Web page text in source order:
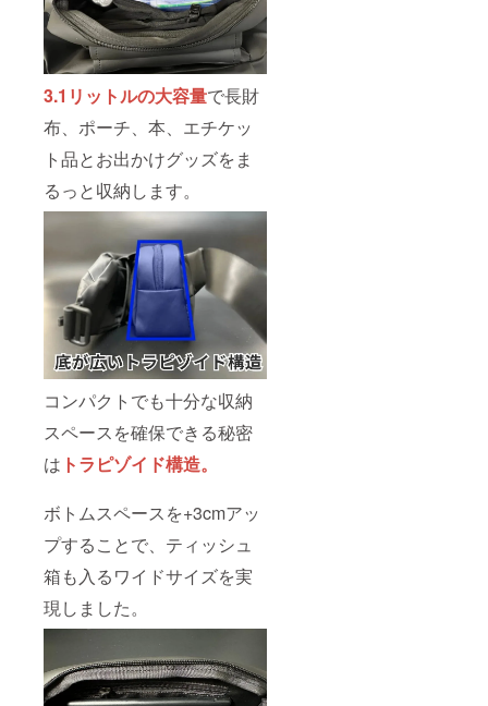
3.1リットルの大容量で長財
布、ポーチ、本、エチケッ
ト品とお出かけグッズをま
るっと収納します。
コンパクトでも十分な収納
スペースを確保できる秘密
は トラピゾイド構造。
ボトムスペースを+3cmアッ
プすることで、ティッシュ
箱も入るワイドサイズを実
現しました。